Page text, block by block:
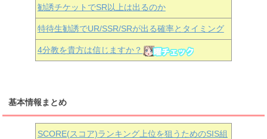
勧誘チケットでSR以上は出るのか
特待生勧誘でUR/SSR/SRが出る確率とタイミング
4分教を貴方は信じますか？
基本情報まとめ
SCORE(スコア)ランキング上位を狙うためのSIS組